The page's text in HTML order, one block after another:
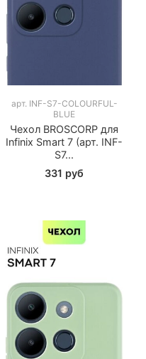
арт. INF-S7-COLOURFUL-
BLUE
Чехол BROSCORP для
Infinix Smart 7 (арт. INF-
S7...
331 руб